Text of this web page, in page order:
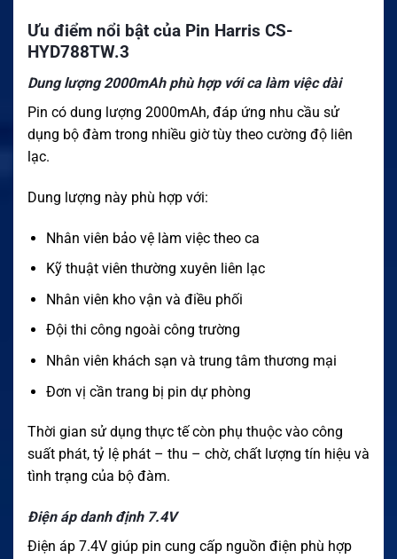
Ưu điểm nổi bật của Pin Harris CS-
HYD788TW.3
Dung lượng 2000mAh phù hợp với ca làm việc dài
Pin có dung lượng 2000mAh, đáp ứng nhu cầu sử
dụng bộ đàm trong nhiều giờ tùy theo cường độ liên
lạc.
Dung lượng này phù hợp với:
Nhân viên bảo vệ làm việc theo ca
Kỹ thuật viên thường xuyên liên lạc
Nhân viên kho vận và điều phối
Đội thi công ngoài công trường
Nhân viên khách sạn và trung tâm thương mại
Đơn vị cần trang bị pin dự phòng
Thời gian sử dụng thực tế còn phụ thuộc vào công
suất phát, tỷ lệ phát – thu – chờ, chất lượng tín hiệu và
tình trạng của bộ đàm.
Điện áp danh định 7.4V
Điện áp 7.4V giúp pin cung cấp nguồn điện phù hợp